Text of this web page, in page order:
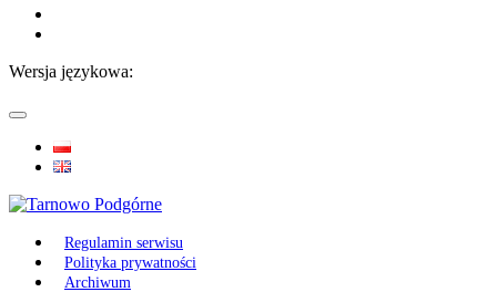
Wersja językowa:
Regulamin serwisu
Polityka prywatności
Archiwum